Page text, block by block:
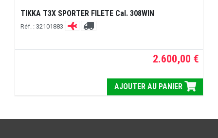
TIKKA T3X SPORTER FILETE Cal. 308WIN
Réf. : 32101883
2.600,00 €
AJOUTER AU PANIER